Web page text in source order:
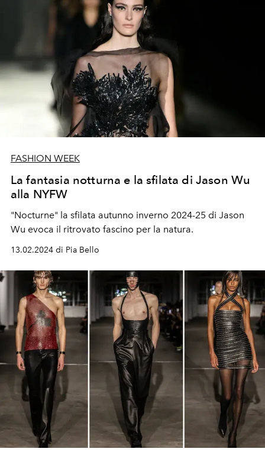
FASHION WEEK
La fantasia notturna e la sfilata di Jason Wu
alla NYFW
"Nocturne" la sfilata autunno inverno 2024-25 di Jason
Wu evoca il ritrovato fascino per la natura.
13.02.2024 di Pia Bello